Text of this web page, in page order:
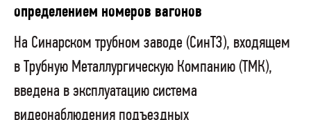
определением номеров вагонов
На Синарском трубном заводе (СинТЗ), входящем
в Трубную Металлургическую Компанию (ТМК),
введена в эксплуатацию система
видеонаблюдения подъездных